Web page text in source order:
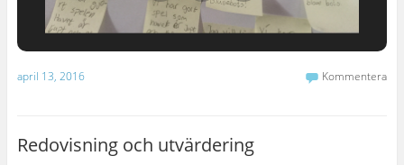
april 13, 2016 Kommentera
Redovisning och utvärdering